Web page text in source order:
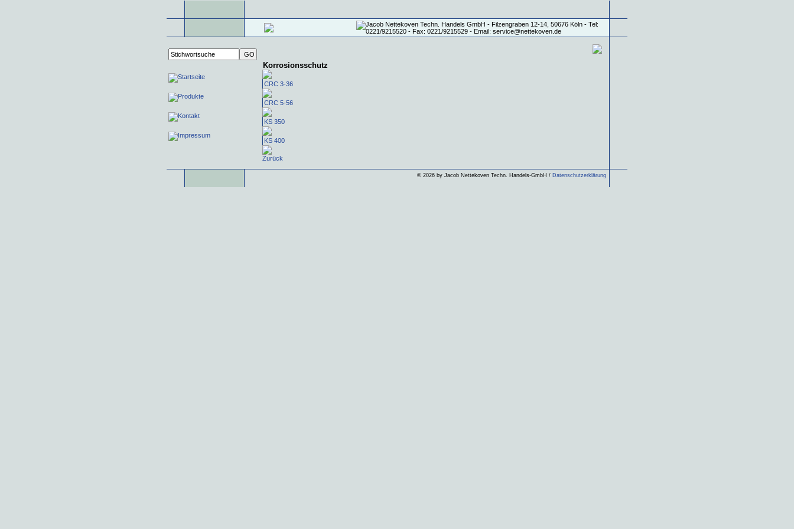
Korrosionsschutz
CRC 3-36
CRC 5-56
KS 350
KS 400
Zurück
© 2026 by Jacob Nettekoven Techn. Handels-GmbH / Datenschutzerklärung